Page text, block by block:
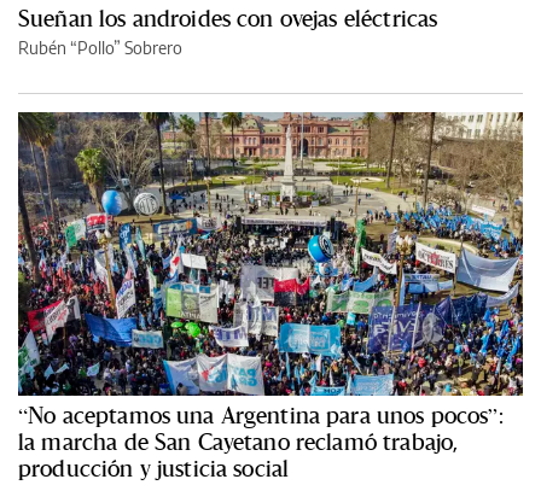
Sueñan los androides con ovejas eléctricas
Rubén “Pollo” Sobrero
“No aceptamos una Argentina para unos pocos”:
la marcha de San Cayetano reclamó trabajo,
producción y justicia social